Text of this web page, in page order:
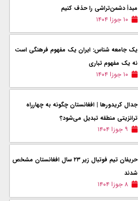
مبدأ دشمن‌تراشی را حذف کنیم
۱۰ جوزا ۱۴۰۴
یک جامعه شناس: ایران یک مفهوم فرهنگی است
نه یک مفهوم تباری
۱۰ جوزا ۱۴۰۴
جدال کریدورها | افغانستان چگونه به چهارراه
ترانزیتی منطقه تبدیل می‌شود؟
۹ جوزا ۱۴۰۴
حریفان تیم فوتبال زیر ۲۳ سال افغانستان مشخص
شدند
۸ جوزا ۱۴۰۴